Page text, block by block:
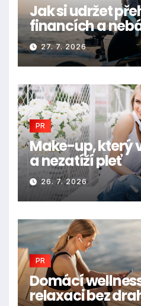
Jak si udržet
financích a
27. 7. 2026
PR
Make-up, který
a nezatíží pleť
26. 7. 2026
PR
Domácí
relaxaci bez